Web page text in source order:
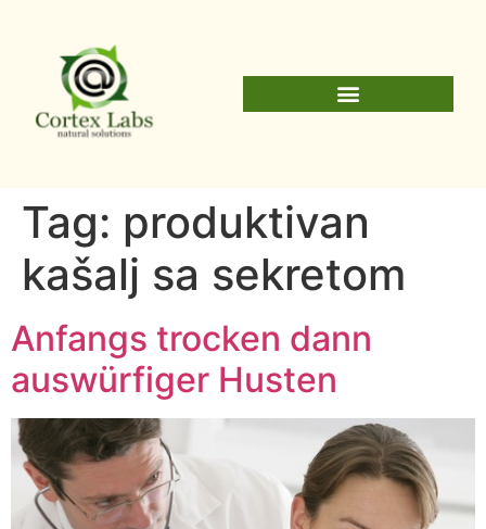
Tag: produktivan
kašalj sa sekretom
Anfangs trocken dann
auswürfiger Husten